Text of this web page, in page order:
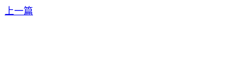
上一篇